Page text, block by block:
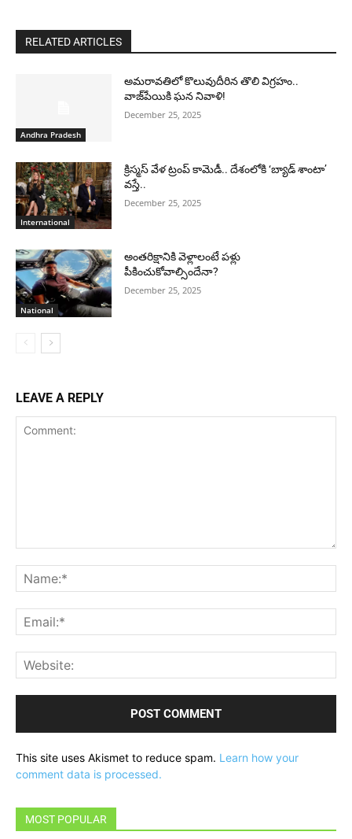
RELATED ARTICLES
Andhra Pradesh
అమరావతిలో కొలువుదీరిన తొలి విగ్రహం..
వాజ్‌పేయికి ఘన నివాళి!
December 25, 2025
International
క్రిస్మస్ వేళ ట్రంప్ కామెడీ.. దేశంలోకి ‘బ్యాడ్ శాంటా’
వస్తే..
December 25, 2025
National
అంతరిక్షానికి వెళ్లాలంటే పళ్లు
పీకించుకోవాల్సిందేనా?
December 25, 2025
LEAVE A REPLY
This site uses Akismet to reduce spam. Learn how your
comment data is processed.
MOST POPULAR